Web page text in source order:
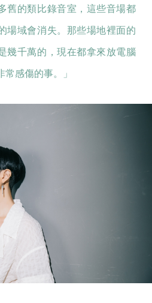
舊的類比錄音室，這些音場都
場域會消失。那些場地裡面的
幾千萬的，現在都拿來放電腦
常感傷的事。」